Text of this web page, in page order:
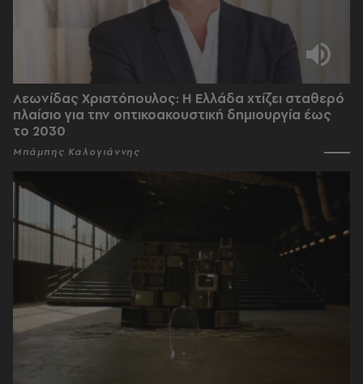
Λεωνίδας Χριστόπουλος: Η Ελλάδα χτίζει σταθερό
πλαίσιο για την οπτικοακουστική δημιουργία έως
το 2030
Μπάμπης Καλογιάννης